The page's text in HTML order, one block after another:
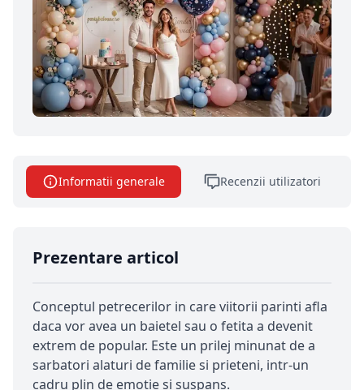
Informatii generale Recenzii utilizatori
Prezentare articol
Conceptul petrecerilor in care viitorii parinti afla
daca vor avea un baietel sau o fetita a devenit
extrem de popular. Este un prilej minunat de a
sarbatori alaturi de familie si prieteni, intr-un
cadru plin de emotie si suspans.